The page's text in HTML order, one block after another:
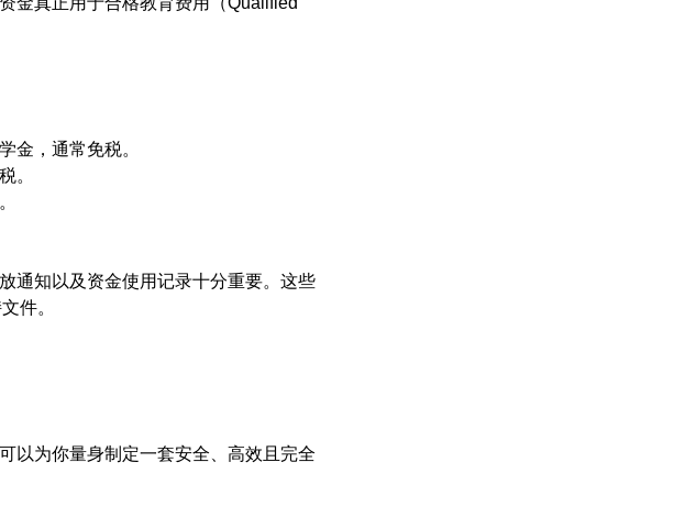
金，通常免税。
。
通知以及资金使用记录十分重要。这些
件。
以为你量身制定一套安全、高效且完全